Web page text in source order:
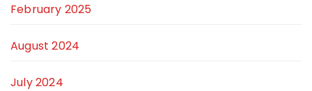
February 2025
August 2024
July 2024